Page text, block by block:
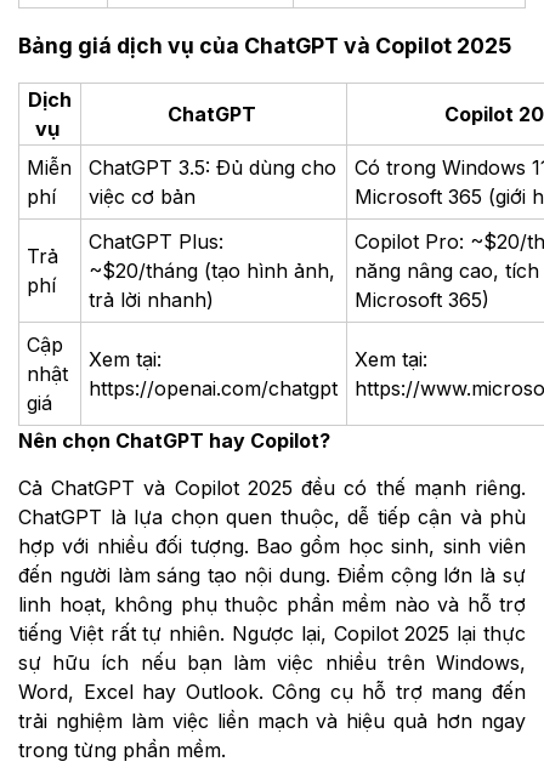
Bảng giá dịch vụ của ChatGPT và Copilot 2025
Dịch
vụ
ChatGPT Copilot
Miễn
phí
ChatGPT 3.5: Đủ dùng cho
việc cơ bản
Có trong Windows
Microsoft 365 (giới
Trả
phí
ChatGPT Plus:
~$20/tháng (tạo hình ảnh,
trả lời nhanh)
Copilot Pro: ~$20/
năng nâng cao,
Microsoft 365)
Cập
nhật
giá
Xem tại:
https://openai.com/chatgpt
Xem tại:
https://
Nên chọn ChatGPT hay Copilot?​
Cả ChatGPT và Copilot 2025 đều có thế mạnh riêng.
ChatGPT là lựa chọn quen thuộc, dễ tiếp cận và phù
hợp với nhiều đối tượng. Bao gồm học sinh, sinh viên
đến người làm sáng tạo nội dung. Điểm cộng lớn là sự
linh hoạt, không phụ thuộc phần mềm nào và hỗ trợ
tiếng Việt rất tự nhiên. Ngược lại, Copilot 2025 lại thực
sự hữu ích nếu bạn làm việc nhiều trên Windows,
Word, Excel hay Outlook. Công cụ hỗ trợ mang đến
trải nghiệm làm việc liền mạch và hiệu quả hơn ngay
trong từng phần mềm.